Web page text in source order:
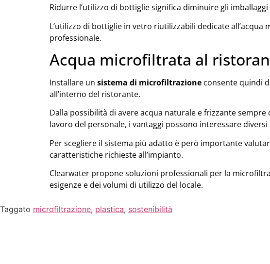
Ridurre l’utilizzo di bottiglie significa diminuire gli
L’utilizzo di bottiglie in vetro riutilizzabili dedicate
professionale.
Acqua microfiltrata al
Installare un sistema di microfiltrazione consente quindi
all’interno del ristorante.
Dalla possibilità di avere acqua naturale e frizzante
lavoro del personale, i vantaggi possono interessare diversi
Per scegliere il sistema più adatto è però importante
caratteristiche richieste all’impianto.
Clearwater propone soluzioni professionali per la
esigenze e dei volumi di utilizzo del locale.
Taggato microfiltrazione, plastica, sostenibilità